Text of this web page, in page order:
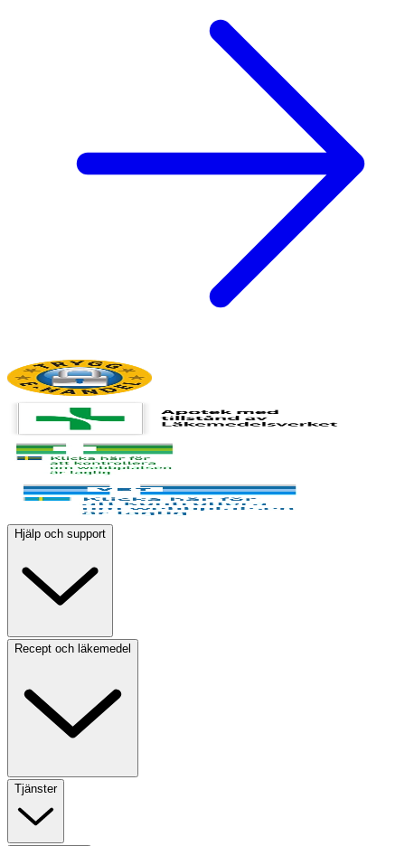
Hjälp och support
Recept och läkemedel
Tjänster